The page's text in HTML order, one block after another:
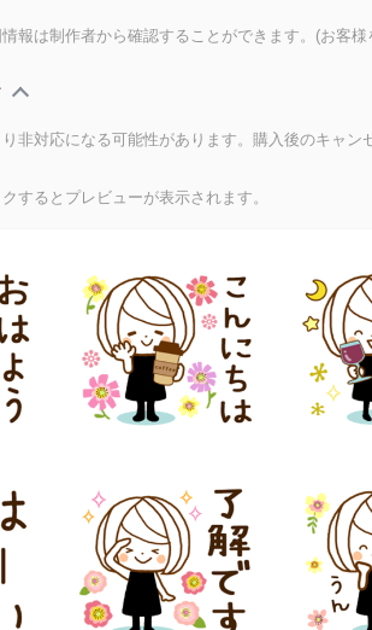
報は制作者から確認することができます。(お客
非対応になる可能性があります。購入後のキャン
するとプレビューが表示されます。